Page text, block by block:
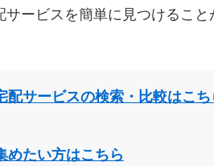
ービスを簡単に見つけること
サービスの検索・比較はこち
めたい方はこちら